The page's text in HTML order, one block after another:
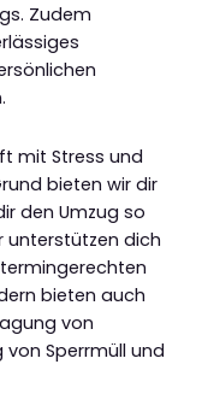
Zudem
mit Stress und
bieten wir dir
den Umzug so
unterstützen dich
bieten auch
von
Sperrmüll und